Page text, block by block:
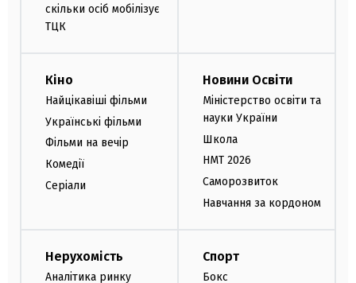
скільки осіб мобілізує
ТЦК
Кіно
Найцікавіші фільми
Українські фільми
Фільми на вечір
Комедії
Серіали
Новини Освіти
Міністерство освіти та
науки України
Школа
НМТ 2026
Саморозвиток
Навчання за кордоном
Нерухомість
Аналітика ринку
Спорт
Бокс